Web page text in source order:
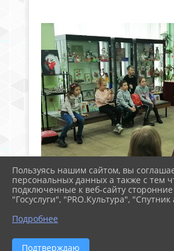
Пользуясь нашим сайтом, вы
персональных данных а также с тем
подключенные к веб-сайту
"Госуслуги", "PRO.Культура",
Подробнее
Подтверждаю